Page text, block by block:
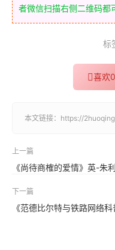
者微信扫描右侧二维码都
标
喜欢0
本文链接： https://
上一篇
《尚待商榷的爱情》英-朱
下一篇
《范德比尔特与铁路网络科